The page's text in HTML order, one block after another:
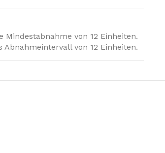
Mindestabnahme von 12 Einheiten.
Abnahmeintervall von 12 Einheiten.